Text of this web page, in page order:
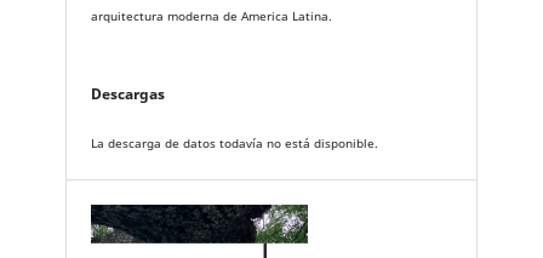
arquitectura moderna de America Latina.
Descargas
La descarga de datos todavía no está disponible.